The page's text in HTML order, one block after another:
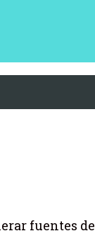
fuentes de